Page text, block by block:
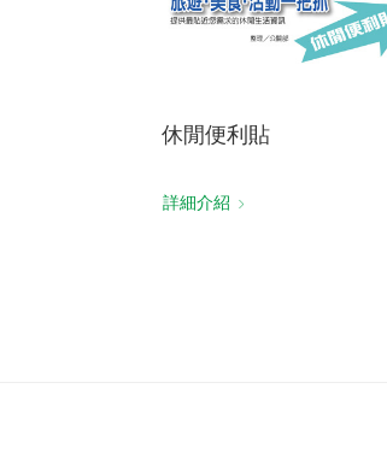
休閒便利貼
詳細介紹